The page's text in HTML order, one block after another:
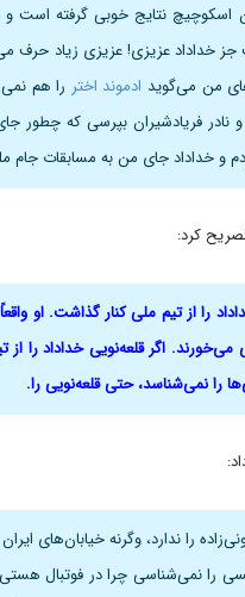
اسکوچیچ نتایج خوبی گرفته است و
جز خداداد عزیزی! عزیزی زیاد
من می‌گوید ادموند اختر را هم
نادر فریادشیران بپرسی که چطور
و خداداد جای من به مسابقات جام
کرد:
را از تیم ملی کنار گذاشت. او
اگر قلعه‌نویی خداداد را
را نمی‌شناسد، حتی قلعه‌نویی را.
را ندارد، وگرنه
نمی‌شناسی چرا در فوتبال